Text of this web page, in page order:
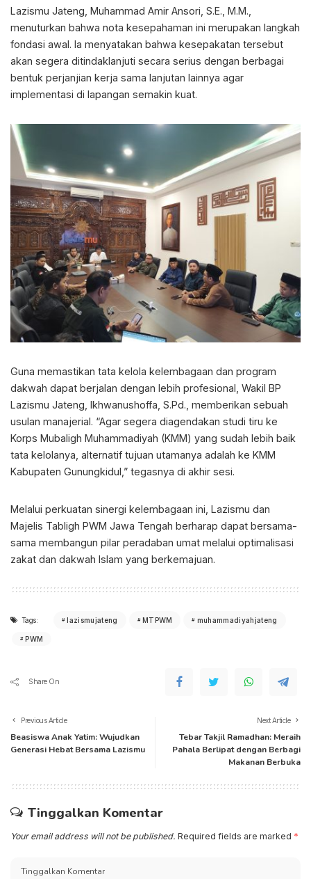
Lazismu Jateng, Muhammad Amir Ansori, S.E., M.M.,
menuturkan bahwa nota kesepahaman ini merupakan langkah
fondasi awal. Ia menyatakan bahwa kesepakatan tersebut
akan segera ditindaklanjuti secara serius dengan berbagai
bentuk perjanjian kerja sama lanjutan lainnya agar
implementasi di lapangan semakin kuat.
Guna memastikan tata kelola kelembagaan dan program
dakwah dapat berjalan dengan lebih profesional, Wakil BP
Lazismu Jateng, Ikhwanushoffa, S.Pd., memberikan sebuah
usulan manajerial. “Agar segera diagendakan studi tiru ke
Korps Mubaligh Muhammadiyah (KMM) yang sudah lebih baik
tata kelolanya, alternatif tujuan utamanya adalah ke KMM
Kabupaten Gunungkidul,” tegasnya di akhir sesi.
Melalui perkuatan sinergi kelembagaan ini, Lazismu dan
Majelis Tabligh PWM Jawa Tengah berharap dapat bersama-
sama membangun pilar peradaban umat melalui optimalisasi
zakat dan dakwah Islam yang berkemajuan.
Tags: lazismujateng MTPWM muhammadiyahjateng
PWM
Share On
Previous Article
Beasiswa Anak Yatim: Wujudkan
Generasi Hebat Bersama Lazismu
Next Article
Tebar Takjil Ramadhan: Meraih
Pahala Berlipat dengan Berbagi
Makanan Berbuka
Tinggalkan Komentar
Your email address will not be published. Required fields are marked *